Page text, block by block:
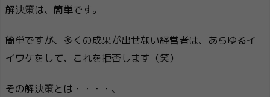
解決策は、簡単です。
簡単ですが、多くの成果が出せない経営者は、あらゆるイ
イワケをして、これを拒否します（笑）
その解決策とは・・・・、